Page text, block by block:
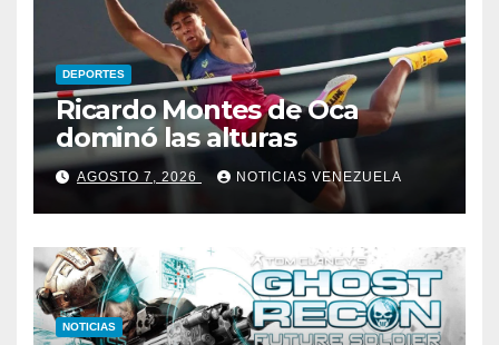
DEPORTES
Ricardo Montes de Oca
dominó las alturas
AGOSTO 7, 2026 NOTICIAS VENEZUELA
NOTICIAS